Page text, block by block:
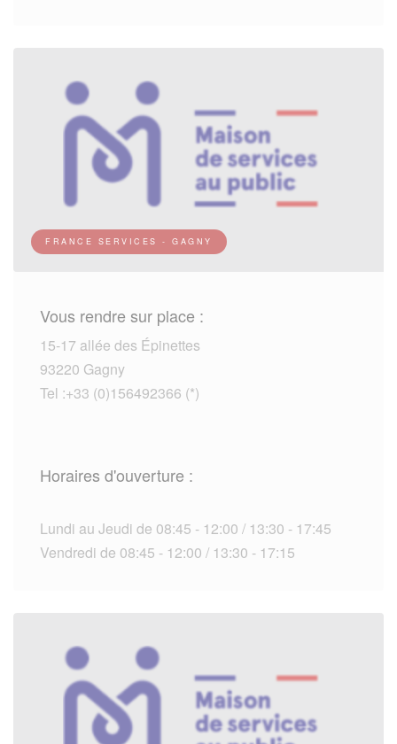
FRANCE SERVICES - GAGNY
Vous rendre sur place :
15-17 allée des Épinettes
93220 Gagny
Tel :+33 (0)156492366 (*)
Horaires d'ouverture :
Lundi au Jeudi de 08:45 - 12:00 / 13:30 - 17:45
Vendredi de 08:45 - 12:00 / 13:30 - 17:15